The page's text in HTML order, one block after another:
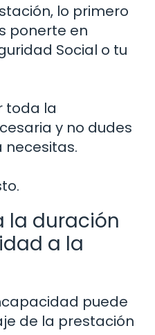
lo primero
ponerte en
Social o tu
toda la
y no dudes
necesitas.
la duración
a la
puede
de la prestación